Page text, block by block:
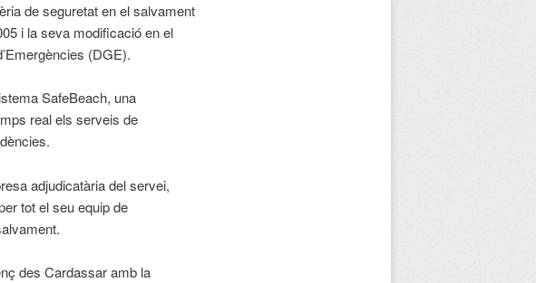
de seguretat en el salvament
i la seva modificació en el
(DGE).
SafeBeach, una
real els serveis de
adjudicatària del servei,
tot el seu equip de
des Cardassar amb la